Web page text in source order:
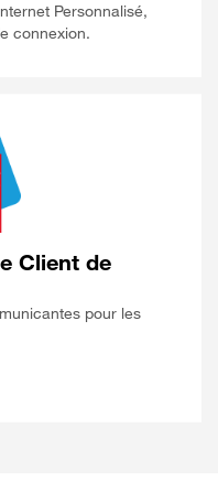
Personnalisé,
connexion.
Client de
pour les